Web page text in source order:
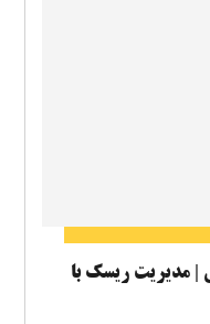
بانکی | مدیریت ریسک با